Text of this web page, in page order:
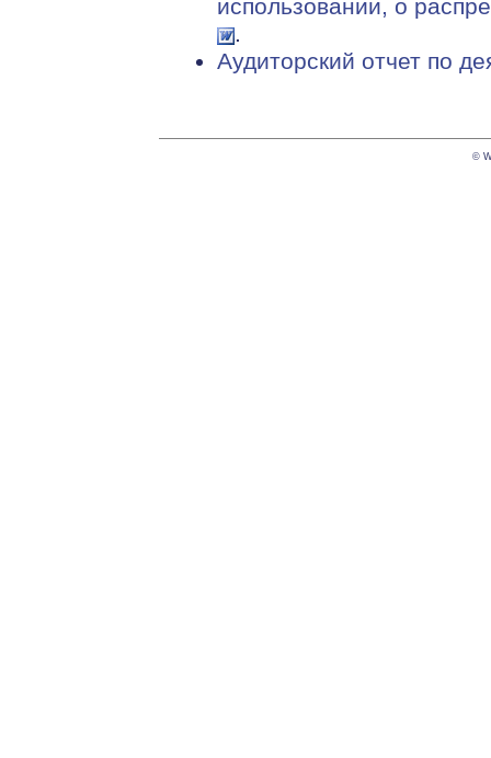
использовании, о
.
Аудиторский отчет по
©